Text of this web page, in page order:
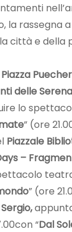
la rassegna
città e della
Piazza Puecher
delle
lo
” (ore
Piazzale
–
” (ore
“Dal